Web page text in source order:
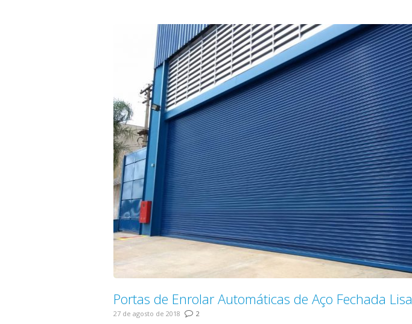
Portas de Enrolar Automáticas de Aço Fechada Lisa
27 de agosto de 2018 2